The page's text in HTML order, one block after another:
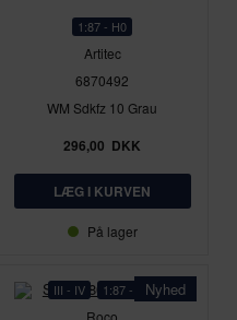
1:87 - H0
Artitec
6870492
WM Sdkfz 10 Grau
296,00 DKK
På lager
Nyhed
III - IV 1:87 - H0
Roco